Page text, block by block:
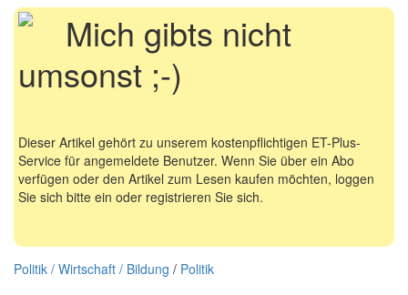
Mich gibts nicht
umsonst ;-)
Dieser Artikel gehört zu unserem kostenpflichtigen ET-Plus-
Service für angemeldete Benutzer. Wenn Sie über ein Abo
verfügen oder den Artikel zum Lesen kaufen möchten, loggen
Sie sich bitte ein oder registrieren Sie sich.
Politik / Wirtschaft / Bildung / Politik